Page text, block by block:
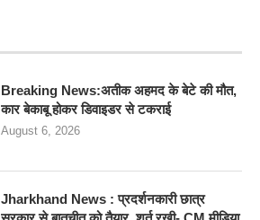
Breaking News:अतीक अहमद के बेटे की मौत,
कार बेकाबू होकर डिवाइडर से टकराई
August 6, 2026
Jharkhand News : प्रदर्शनकारी छात्र